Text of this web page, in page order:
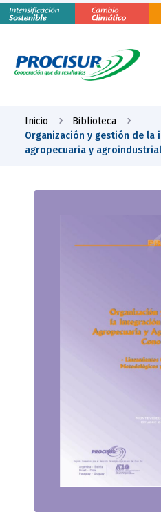
Inicio
Biblioteca
Organización y gestión de
agropecuaria y